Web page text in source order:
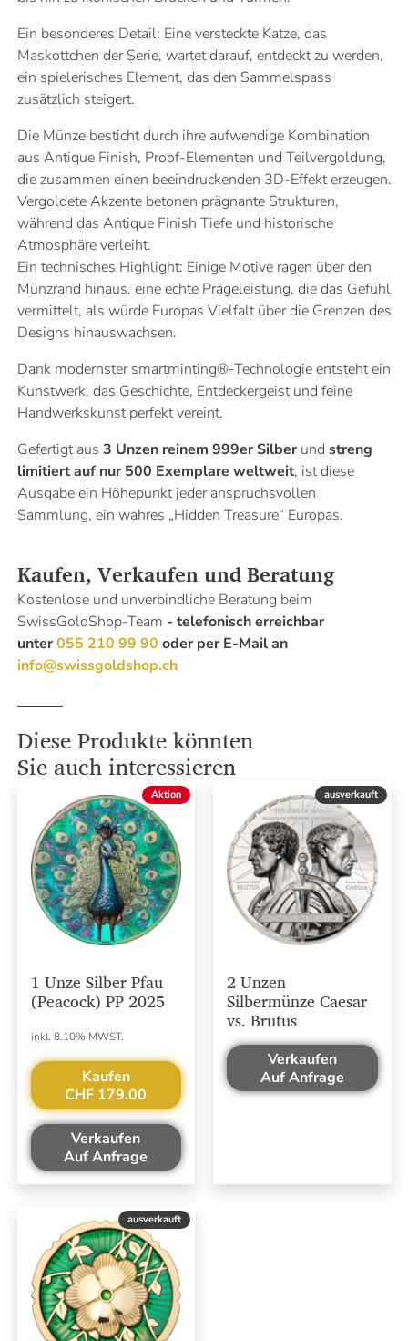
Ein besonderes Detail: Eine versteckte Katze, das
Maskottchen der Serie, wartet darauf, entdeckt zu werden,
ein spielerisches Element, das den Sammelspass
zusätzlich steigert.
Die Münze besticht durch ihre aufwendige Kombination
aus Antique Finish, Proof-Elementen und Teilvergoldung,
die zusammen einen beeindruckenden 3D-Effekt erzeugen.
Vergoldete Akzente betonen prägnante Strukturen,
während das Antique Finish Tiefe und historische
Atmosphäre verleiht.
Ein technisches Highlight: Einige Motive ragen über den
Münzrand hinaus, eine echte Prägeleistung, die das Gefühl
vermittelt, als würde Europas Vielfalt über die Grenzen des
Designs hinauswachsen.
Dank modernster smartminting®-Technologie entsteht ein
Kunstwerk, das Geschichte, Entdeckergeist und feine
Handwerkskunst perfekt vereint.
Gefertigt aus 3 Unzen reinem 999er Silberund streng
limitiert auf nur 500 Exemplare weltweit, ist diese
Ausgabe ein Höhepunkt jeder anspruchsvollen
Sammlung, ein wahres „Hidden Treasure“ Europas.
Kaufen, Verkaufen und Beratung
Kostenlose und unverbindliche Beratung beim
SwissGoldShop-Team - telefonisch erreichbar
unter055 210 99 90 oder per E-Mail an
info@swissgoldshop.ch
Diese Produkte könnten
Sie auch interessieren
Aktion
1 Unze Silber Pfau
(Peacock) PP 2025
inkl. 8.10% MWST.
Kaufen
CHF 179.00
Verkaufen
Auf Anfrage
ausverkauft
2 Unzen
Silbermünze Caesar
vs. Brutus
Verkaufen
Auf Anfrage
ausverkauft